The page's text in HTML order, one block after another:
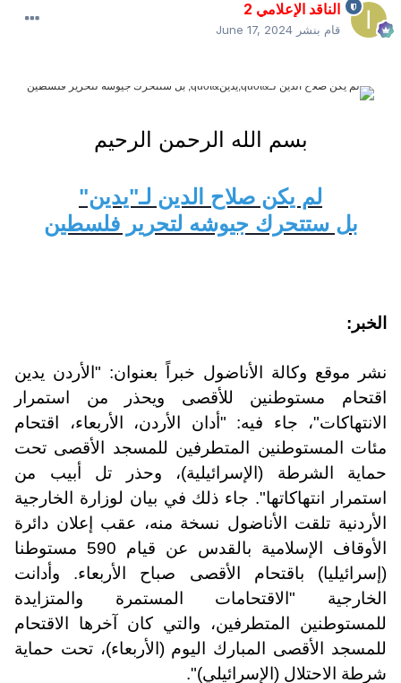
الناقد الإعلامي 2
قام بنشر June 17, 2024
بسم الله الرحمن الرحيم
لم يكن صلاح الدين لـ"يدين"
بل ستتحرك جيوشه لتحرير فلسطين
الخبر:
نشر موقع وكالة الأناضول
خبراً بعنوان: "الأردن يدين
اقتحام مستوطنين للأقصى ويحذر من استمرار
الانتهاكات"، جاء فيه: "أدان الأردن، الأربعاء، اقتحام
مئات المستوطنين المتطرفين للمسجد الأقصى تحت
حماية الشرطة (الإسرائيلية)، وحذر تل أبيب من
استمرار انتهاكاتها". جاء ذلك في بيان لوزارة الخارجية
الأردنية تلقت الأناضول نسخة منه، عقب إعلان دائرة
الأوقاف الإسلامية بالقدس عن قيام 590 مستوطنا
(إسرائيليا) باقتحام الأقصى صباح الأربعاء. وأدانت
الخارجية "الاقتحامات المستمرة والمتزايدة
للمستوطنين المتطرفين، والتي كان آخرها الاقتحام
للمسجد الأقصى المبارك اليوم (الأربعاء)، تحت حماية
شرطة الاحتلال (الإسرائيلي)".